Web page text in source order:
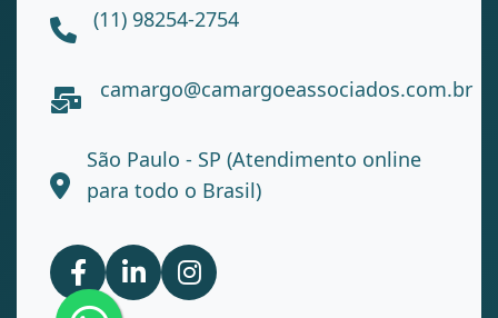
(11) 98254-2754
camargo@camargoeassociados.com.br
São Paulo - SP (Atendimento online
para todo o Brasil)